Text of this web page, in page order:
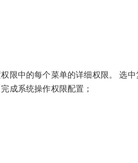
限中的每个菜单的详细权限。 选中
成系统操作权限配置；